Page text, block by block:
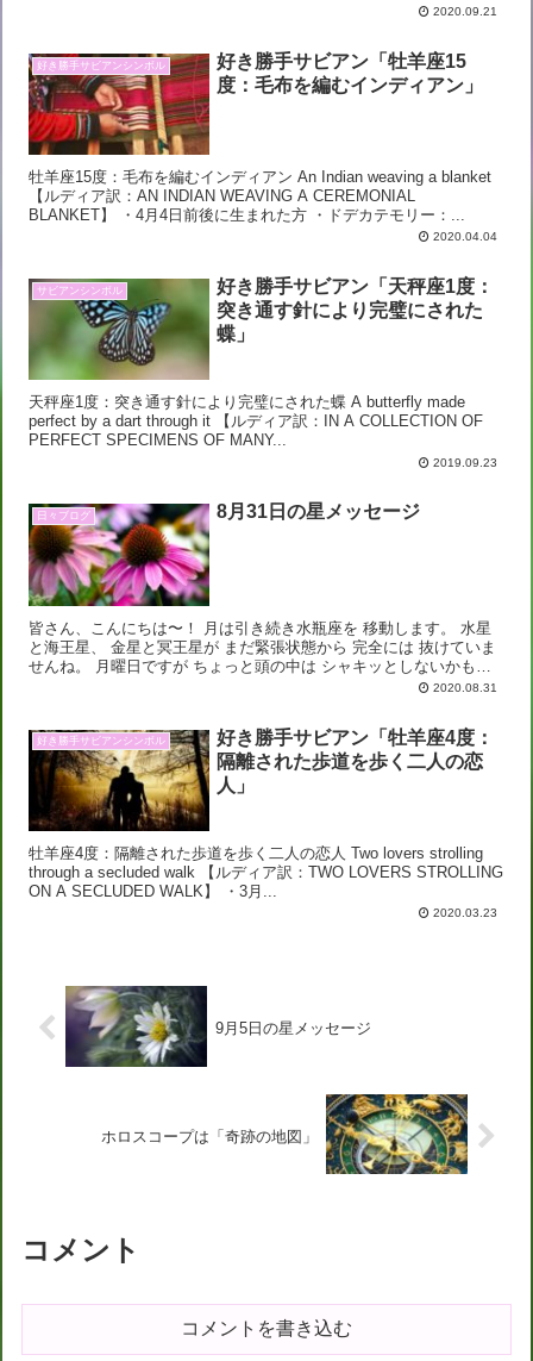
2020.09.21
好き勝手サビアンシンボル
好き勝手サビアン「牡羊座15
度：毛布を編むインディアン」
牡羊座15度：毛布を編むインディアン An Indian weaving a blanket
【ルディア訳：AN INDIAN WEAVING A CEREMONIAL
BLANKET】 ・4月4日前後に生まれた方 ・ドデカテモリー：...
2020.04.04
サビアンシンボル
好き勝手サビアン「天秤座1度：
突き通す針により完璧にされた
蝶」
天秤座1度：突き通す針により完璧にされた蝶 A butterfly made
perfect by a dart through it 【ルディア訳：IN A COLLECTION OF
PERFECT SPECIMENS OF MANY...
2019.09.23
日々ブログ 8月31日の星メッセージ
皆さん、こんにちは〜！ 月は引き続き水瓶座を 移動します。 水星
と海王星、 金星と冥王星が まだ緊張状態から 完全には 抜けていま
せんね。 月曜日ですが ちょっと頭の中は シャキッとしないかも、
2020.08.31
好き勝手サビアンシンボル
好き勝手サビアン「牡羊座4度：
隔離された歩道を歩く二人の恋
人」
牡羊座4度：隔離された歩道を歩く二人の恋人 Two lovers strolling
through a secluded walk 【ルディア訳：TWO LOVERS STROLLING
ON A SECLUDED WALK】 ・3月...
2020.03.23
9月5日の星メッセージ
ホロスコープは「奇跡の地図」
コメント
コメントを書き込む